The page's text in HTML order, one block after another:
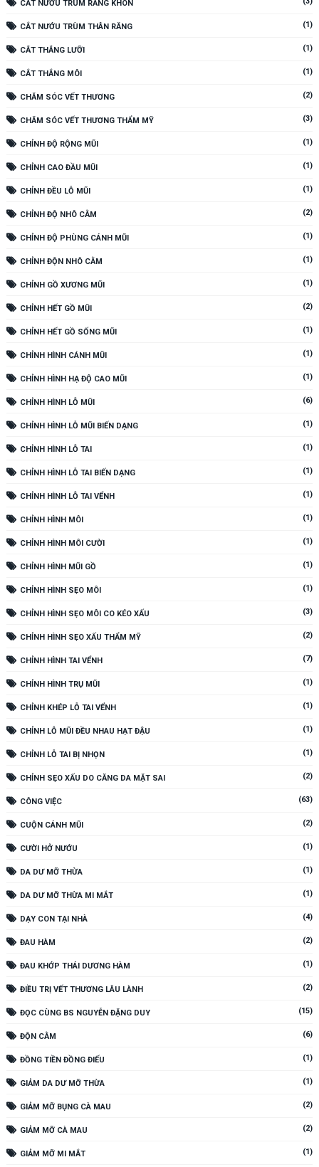
CẮT NƯỚU TRÙM RĂNG KHÔN
CẮT NƯỚU TRÙM THÂN RĂNG (1)
CẮT THẮNG LƯỠI (1)
CẮT THẮNG MÔI (1)
CHĂM SÓC VẾT THƯƠNG (2)
CHĂM SÓC VẾT THƯƠNG THẨM MỸ (3)
CHỈNH ĐỘ RỘNG MŨI (1)
CHỈNH CAO ĐẦU MŨI (1)
CHỈNH ĐỀU LỖ MŨI (1)
CHỈNH ĐỘ NHÔ CẰM (2)
CHỈNH ĐỘ PHÙNG CÁNH MŨI (1)
CHỈNH ĐỘN NHÔ CẰM (1)
CHỈNH GỒ XƯƠNG MŨI (1)
CHỈNH HẾT GỒ MŨI (2)
CHỈNH HẾT GỒ SỐNG MŨI (1)
CHỈNH HÌNH CÁNH MŨI (1)
CHỈNH HÌNH HẠ ĐỘ CAO MŨI (1)
CHỈNH HÌNH LỖ MŨI (6)
CHỈNH HÌNH LỖ MŨI BIẾN DẠNG (1)
CHỈNH HÌNH LỖ TAI (1)
CHỈNH HÌNH LỖ TAI BIẾN DẠNG (1)
CHỈNH HÌNH LỖ TAI VỂNH (1)
CHỈNH HÌNH MÔI (1)
CHỈNH HÌNH MÔI CƯỜI (1)
CHỈNH HÌNH MŨI GỒ (1)
CHỈNH HÌNH SẸO MÔI (1)
CHỈNH HÌNH SẸO MÔI CO KÉO XẤU (3)
CHỈNH HÌNH SẸO XẤU THẨM MỸ (2)
CHỈNH HÌNH TAI VỂNH (7)
CHỈNH HÌNH TRỤ MŨI (1)
CHỈNH KHÉP LỖ TAI VỂNH (1)
CHỈNH LỖ MŨI ĐỀU NHAU HẠT ĐẬU (1)
CHỈNH LỖ TAI BỊ NHỌN (1)
CHỈNH SẸO XẤU DO CĂNG DA MẶT SAI (2)
CÔNG VIỆC (63)
CUỘN CÁNH MŨI (2)
CƯỜI HỞ NƯỚU (1)
DA DƯ MỠ THỪA (1)
DA DƯ MỠ THỪA MI MẮT (1)
DẠY CON TẠI NHÀ (4)
ĐAU HÀM (2)
ĐAU KHỚP THÁI DƯƠNG HÀM (1)
ĐIỀU TRỊ VẾT THƯƠNG LÂU LÀNH (2)
ĐỌC CÙNG BS NGUYỄN ĐẶNG DUY (15)
ĐỘN CẰM (6)
ĐỒNG TIỀN ĐỒNG ĐIẾU (1)
GIẢM DA DƯ MỠ THỪA (1)
GIẢM MỠ BỤNG CÀ MAU (2)
GIẢM MỠ CÀ MAU (2)
GIẢM MỠ MI MẮT (1)